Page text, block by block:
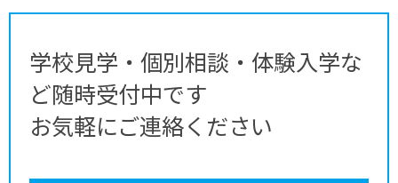
学校見学・個別相談・体験入学な
ど随時受付中です
お気軽にご連絡ください